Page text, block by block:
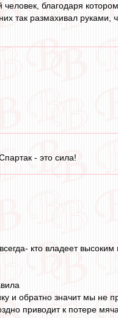
благодаря
так размахивал руками,
- это сила!
кто владеет
и обратно значит мы не
приводит к потере